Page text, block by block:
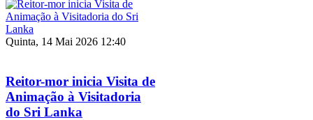
Quinta, 14 Mai 2026 12:40
Reitor-mor inicia Visita de
Animação à Visitadoria
do Sri Lanka